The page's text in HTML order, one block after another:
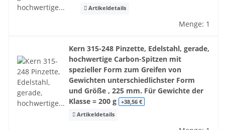
Artikeldetails
Menge: 1
Kern 315-248 Pinzette, Edelstahl, gerade,
hochwertige Carbon-Spitzen mit
spezieller Form zum Greifen von
Gewichten unterschiedlichster Form
und Größe , 225 mm. Für Gewichte der
Klasse = 200 g
+38,56 €
Artikeldetails